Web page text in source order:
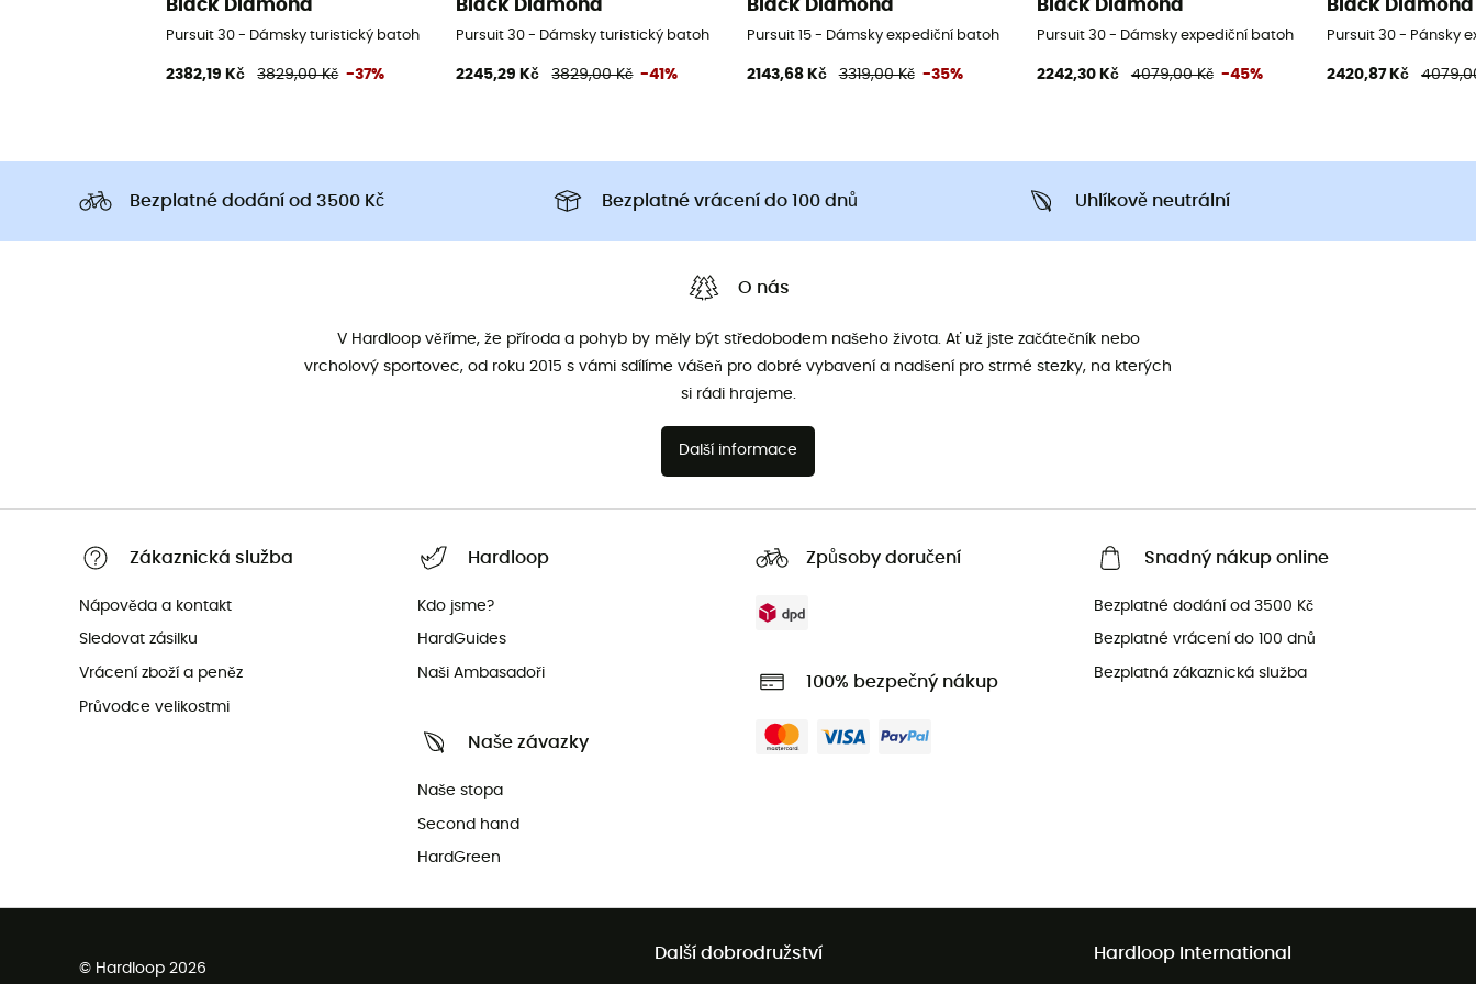
Black Diamond
Pursuit 30 - Dámsky turistický batoh
2382,19 Kč 3829,00 Kč -37%
Black Diamond
Pursuit 30 - Dámsky turistický batoh
2245,29 Kč 3829,00 Kč -41%
Black Diamond
Pursuit 15 - Dámsky expediční batoh
2143,68 Kč 3319,00 Kč -35%
Black Diamond
Pursuit 30 - Dámsky expediční batoh
2242,30 Kč 4079,00 Kč -45%
Black Diamond
Pursuit 30 - Pánsky
2420,87 Kč
Bezplatné dodání od 3500 Kč Bezplatné vrácení do 100 dnů Uhlíkově neutrální
O nás
V Hardloop věříme, že příroda a pohyb by měly být středobodem našeho života. Ať už jste začátečník nebo
vrcholový sportovec, od roku 2015 s vámi sdílíme vášeň pro dobré vybavení a nadšení pro strmé stezky, na kterých
si rádi hrajeme.
Další informace
Zákaznická služba
Nápověda a kontakt
Sledovat zásilku
Vrácení zboží a peněz
Průvodce velikostmi
Hardloop
Kdo jsme?
HardGuides
Naši Ambasadoři
Naše závazky
Naše stopa
Second hand
HardGreen
Způsoby doručení
100% bezpečný nákup
Snadný nákup online
Bezplatné dodání od 3500 Kč
Bezplatné vrácení do 100 dnů
Bezplatná zákaznická služba
© Hardloop 2026
Další dobrodružství Hardloop International